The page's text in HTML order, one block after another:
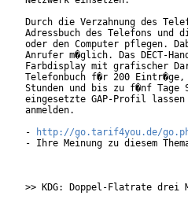
Durch die Verzahnung des
Adressbuch des Telefons und
oder den Computer pflegen.
Anrufer m�glich. Das DECT-
Farbdisplay mit grafischer
Telefonbuch f�r 200 Eintr�ge,
Stunden und bis zu f�nf Tage
eingesetzte GAP-Profil
anmelden.
-
http://go.tarif4you.de/
- Ihre Meinung zu diesem
>> KDG: Doppel-Flatrate drei